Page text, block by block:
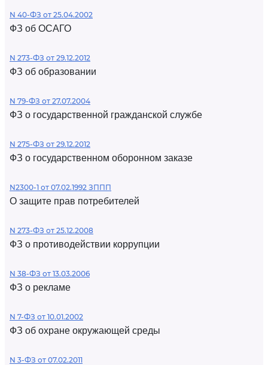
N 40-ФЗ от 25.04.2002
ФЗ об ОСАГО
N 273-ФЗ от 29.12.2012
ФЗ об образовании
N 79-ФЗ от 27.07.2004
ФЗ о государственной гражданской службе
N 275-ФЗ от 29.12.2012
ФЗ о государственном оборонном заказе
N2300-1 от 07.02.1992 ЗППП
О защите прав потребителей
N 273-ФЗ от 25.12.2008
ФЗ о противодействии коррупции
N 38-ФЗ от 13.03.2006
ФЗ о рекламе
N 7-ФЗ от 10.01.2002
ФЗ об охране окружающей среды
N 3-ФЗ от 07.02.2011